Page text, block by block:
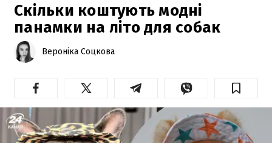
Скільки коштують модні
панамки на літо для собак
Вероніка Соцкова